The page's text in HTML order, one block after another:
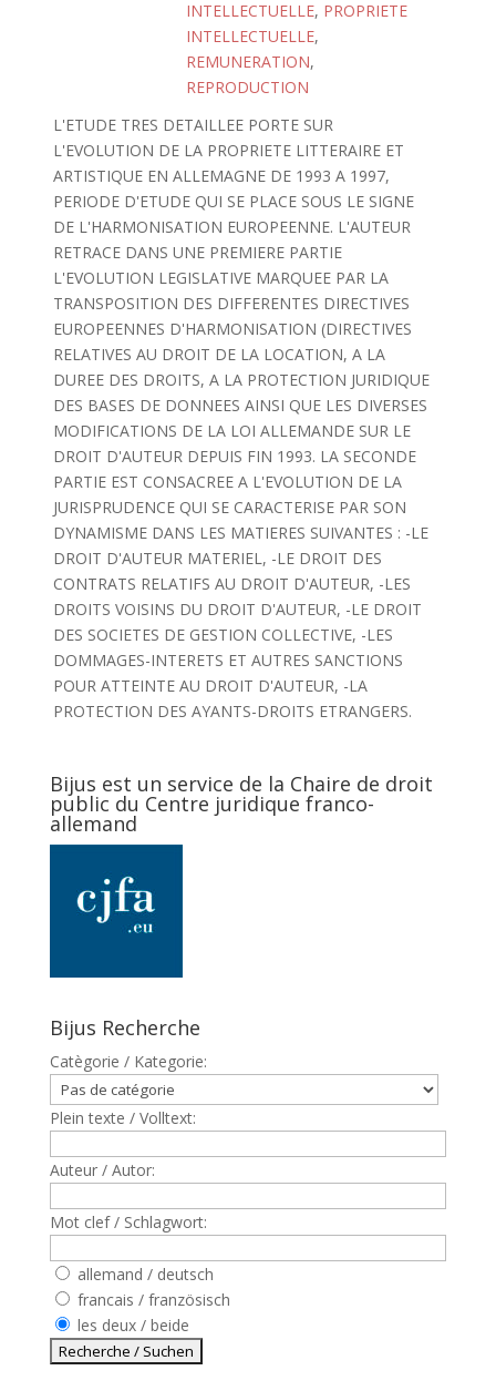
INTELLECTUELLE, PROPRIETE
INTELLECTUELLE,
REMUNERATION,
REPRODUCTION
L'ETUDE TRES DETAILLEE PORTE SUR
L'EVOLUTION DE LA PROPRIETE LITTERAIRE ET
ARTISTIQUE EN ALLEMAGNE DE 1993 A 1997,
PERIODE D'ETUDE QUI SE PLACE SOUS LE SIGNE
DE L'HARMONISATION EUROPEENNE. L'AUTEUR
RETRACE DANS UNE PREMIERE PARTIE
L'EVOLUTION LEGISLATIVE MARQUEE PAR LA
TRANSPOSITION DES DIFFERENTES DIRECTIVES
EUROPEENNES D'HARMONISATION (DIRECTIVES
RELATIVES AU DROIT DE LA LOCATION, A LA
DUREE DES DROITS, A LA PROTECTION JURIDIQUE
DES BASES DE DONNEES AINSI QUE LES DIVERSES
MODIFICATIONS DE LA LOI ALLEMANDE SUR LE
DROIT D'AUTEUR DEPUIS FIN 1993. LA SECONDE
PARTIE EST CONSACREE A L'EVOLUTION DE LA
JURISPRUDENCE QUI SE CARACTERISE PAR SON
DYNAMISME DANS LES MATIERES SUIVANTES : -LE
DROIT D'AUTEUR MATERIEL, -LE DROIT DES
CONTRATS RELATIFS AU DROIT D'AUTEUR, -LES
DROITS VOISINS DU DROIT D'AUTEUR, -LE DROIT
DES SOCIETES DE GESTION COLLECTIVE, -LES
DOMMAGES-INTERETS ET AUTRES SANCTIONS
POUR ATTEINTE AU DROIT D'AUTEUR, -LA
PROTECTION DES AYANTS-DROITS ETRANGERS.
Bijus est un service de la Chaire de droit
public du Centre juridique franco-
allemand
Bijus Recherche
Catègorie / Kategorie:
Plein texte / Volltext:
Auteur / Autor:
Mot clef / Schlagwort:
allemand / deutsch
francais / französisch
les deux / beide